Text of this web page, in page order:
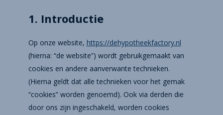
1. Introductie
Op onze website, https://dehypotheekfactory.nl
(hierna: “de website”) wordt gebruikgemaakt van
cookies en andere aanverwante technieken.
(Hierna geldt dat alle technieken voor het gemak
“cookies” worden genoemd). Ook via derden die
door ons zijn ingeschakeld, worden cookies